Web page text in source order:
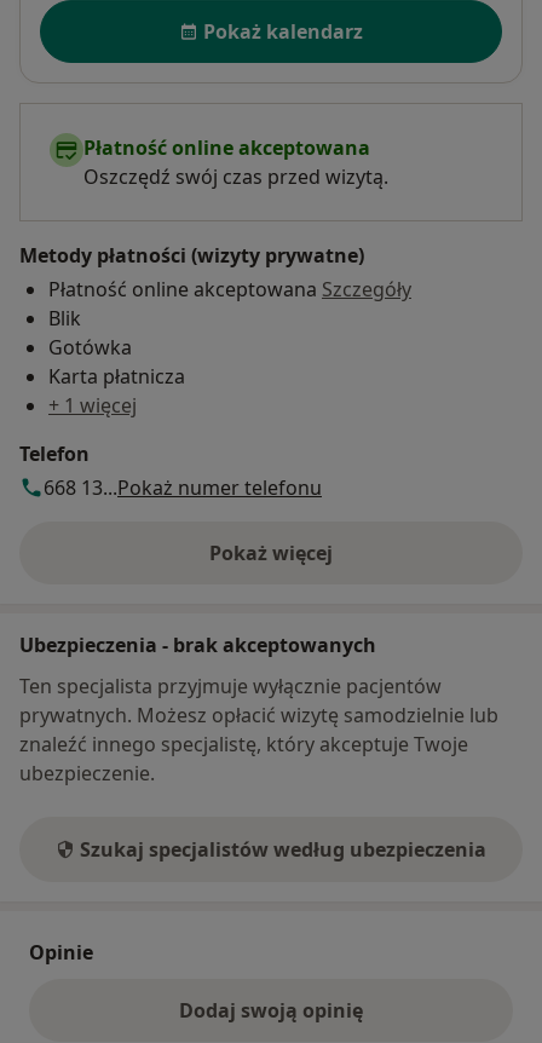
Dostępność
Pokaż kalendarz
Płatność online akceptowana
Oszczędź swój czas przed wizytą.
Metody płatności (wizyty prywatne)
Płatność online akceptowana Szczegóły
Blik
Gotówka
Karta płatnicza
+ 1 więcej
Telefon
668 13...Pokaż numer telefonu
Pokaż więcej
o adresie
Ubezpieczenia - brak akceptowanych
Ten specjalista przyjmuje wyłącznie pacjentów
prywatnych. Możesz opłacić wizytę samodzielnie lub
znaleźć innego specjalistę, który akceptuje Twoje
ubezpieczenie.
Szukaj specjalistów według ubezpieczenia
Opinie
Dodaj swoją opinię